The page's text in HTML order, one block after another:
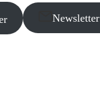
Newsletter